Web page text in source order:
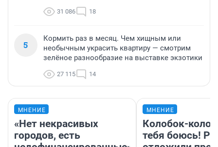
31 086 18
5
Кормить раз в месяц. Чем хищным или
необычным украсить квартиру — смотрим
зелёное разнообразие на выставке экзотики
27 115 14
МНЕНИЕ
«Нет некрасивых
городов, есть
МНЕНИЕ
Колобок-
тебя боюсь!